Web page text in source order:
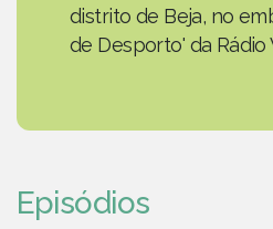
distrito de Beja, no
de Desporto' da Rádio
Episódios